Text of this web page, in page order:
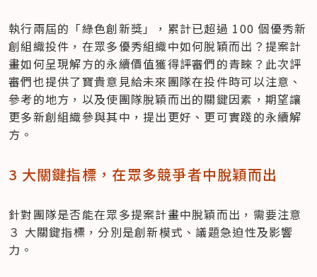
執行兩屆的「綠色創新獎」，累計已超過 100 個優秀新
創組織投件，在眾多優秀組織中如何脫穎而出？提案計
畫如何呈現解方的永續價值獲得評審們的青睞？此次評
審們也提供了寶貴意見給未來團隊在投件時可以注意、
參考的地方，以及使團隊脫穎而出的關鍵因素，期望讓
更多新創組織參與其中，提出更好、更可實踐的永續解
方。
3 大關鍵指標，在眾多競爭者中脫穎而出
針對團隊是否能在眾多提案計畫中脫穎而出，需要注意
３ 大關鍵指標，分別是創新模式、議題急迫性及影響
力。